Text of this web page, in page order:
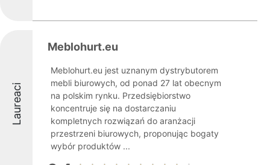
Laureaci
Meblohurt.eu
Meblohurt.eu jest uznanym dystrybutorem
mebli biurowych, od ponad 27 lat obecnym
na polskim rynku. Przedsiębiorstwo
koncentruje się na dostarczaniu
kompletnych rozwiązań do aranżacji
przestrzeni biurowych, proponując bogaty
wybór produktów ...